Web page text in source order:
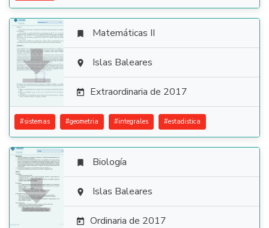

 Matemáticas II
 Islas Baleares
 Extraordinaria de 2017
#sistemas #geometria #integrales #estadistica

 Biología
 Islas Baleares
 Ordinaria de 2017